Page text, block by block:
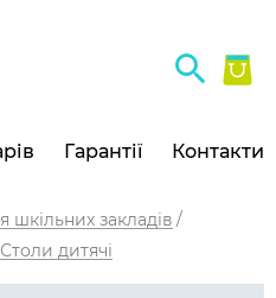
Гарантії Контакти
шкільних закладів
Столи дитячі